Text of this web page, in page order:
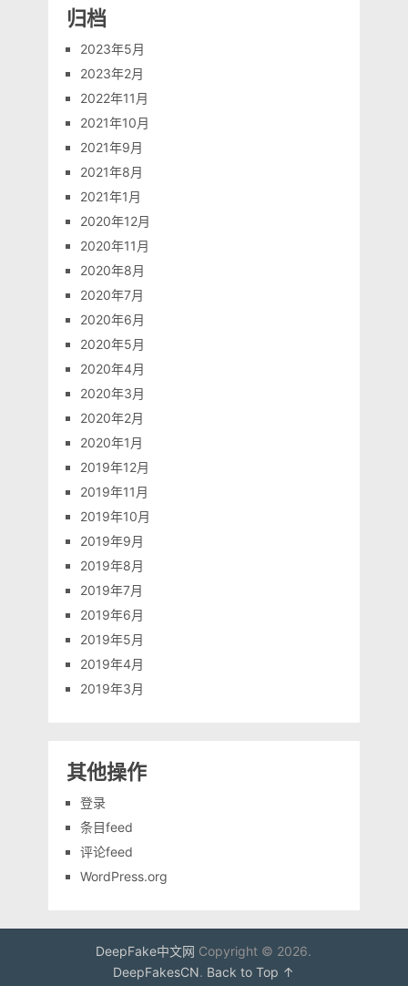
归档
2023年5月
2023年2月
2022年11月
2021年10月
2021年9月
2021年8月
2021年1月
2020年12月
2020年11月
2020年8月
2020年7月
2020年6月
2020年5月
2020年4月
2020年3月
2020年2月
2020年1月
2019年12月
2019年11月
2019年10月
2019年9月
2019年8月
2019年7月
2019年6月
2019年5月
2019年4月
2019年3月
其他操作
登录
条目feed
评论feed
WordPress.org
DeepFake中文网 Copyright © 2026.
DeepFakesCN. Back to Top ↑